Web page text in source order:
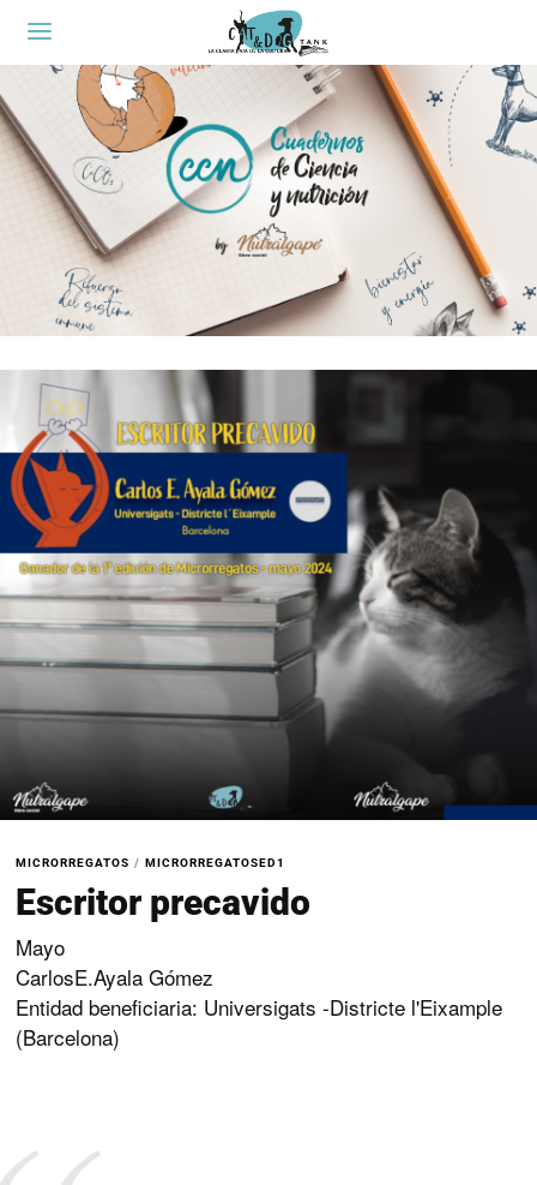
MICRORREGATOS / MICRORREGATOSED1
Escritor precavido
Mayo
CarlosE.Ayala Gómez
Entidad beneficiaria: Universigats -Districte l'Eixample
(Barcelona)